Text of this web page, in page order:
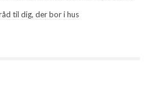
til dig, der bor i hus